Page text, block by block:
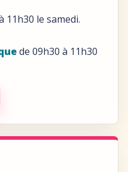
11h30 le samedi.
de 09h30 à 11h30